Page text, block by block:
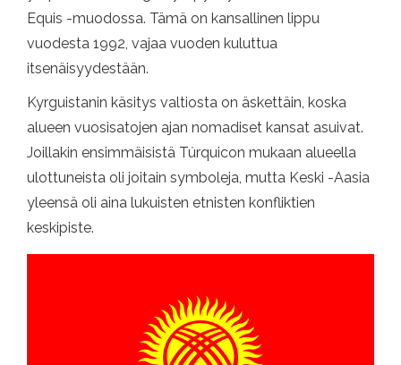
Equis -muodossa. Tämä on kansallinen lippu
vuodesta 1992, vajaa vuoden kuluttua
itsenäisyydestään.
Kyrguistanin käsitys valtiosta on äskettäin, koska
alueen vuosisatojen ajan nomadiset kansat asuivat.
Joillakin ensimmäisistä Túrquicon mukaan alueella
ulottuneista oli joitain symboleja, mutta Keski -Aasia
yleensä oli aina lukuisten etnisten konfliktien
keskipiste.